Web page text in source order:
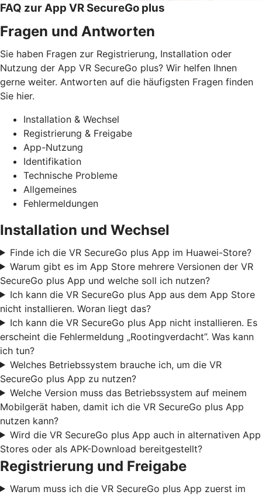
FAQ zur App VR SecureGo plus
Fragen und Antworten
Sie haben Fragen zur Registrierung, Installation oder
Nutzung der App VR SecureGo plus? Wir helfen Ihnen
gerne weiter. Antworten auf die häufigsten Fragen finden
Sie hier.
Installation & Wechsel
Registrierung & Freigabe
App-Nutzung
Identifikation
Technische Probleme
Allgemeines
Fehlermeldungen
Installation und Wechsel
Finde ich die VR SecureGo plus App im Huawei-Store?
Warum gibt es im App Store mehrere Versionen der VR
SecureGo plus App und welche soll ich nutzen?
Ich kann die VR SecureGo plus App aus dem App Store
nicht installieren. Woran liegt das?
Ich kann die VR SecureGo plus App nicht installieren. Es
erscheint die Fehlermeldung „Rootingverdacht”. Was kann
ich tun?
Welches Betriebssystem brauche ich, um die VR
SecureGo plus App zu nutzen?
Welche Version muss das Betriebssystem auf meinem
Mobilgerät haben, damit ich die VR SecureGo plus App
nutzen kann?
Wird die VR SecureGo plus App auch in alternativen App
Stores oder als APK-Download bereitgestellt?
Registrierung und Freigabe
Warum muss ich die VR SecureGo plus App zuerst im